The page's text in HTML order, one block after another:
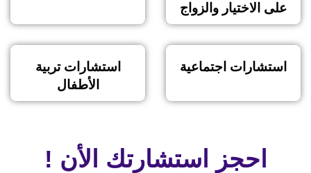
على الاختيار والزواج
استشارات اجتماعية
استشارات تربية
الأطفال
احجز استشارتك الأن !